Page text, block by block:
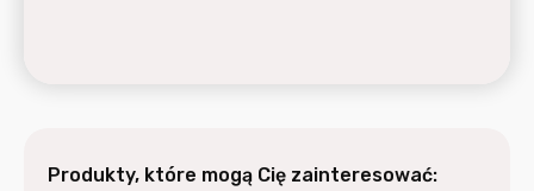
Produkty, które mogą Cię zainteresować: